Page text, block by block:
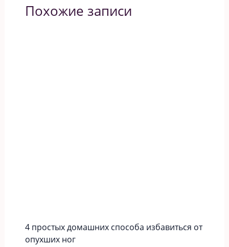
Похожие записи
4 простых домашних способа избавиться от
опухших ног